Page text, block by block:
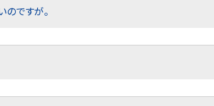
ですが。